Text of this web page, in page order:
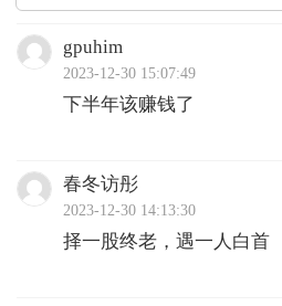
gpuhim
2023-12-30 15:07:49
下半年该赚钱了
春冬访彤
2023-12-30 14:13:30
择一股终老，遇一人白首